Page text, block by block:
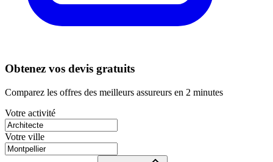
Obtenez vos devis gratuits
Comparez les offres des meilleurs assureurs en 2 minutes
Votre activité
Votre ville